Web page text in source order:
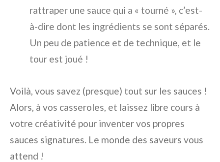
rattraper une sauce qui a « tourné », c’est-
à-dire dont les ingrédients se sont séparés.
Un peu de patience et de technique, et le
tour est joué !
Voilà, vous savez (presque) tout sur les sauces !
Alors, à vos casseroles, et laissez libre cours à
votre créativité pour inventer vos propres
sauces signatures. Le monde des saveurs vous
attend !